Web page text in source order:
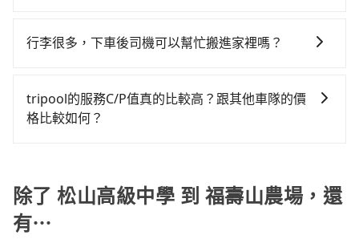
參考tripool的拼車共乘服務，最多可再節省50%的交通
發現仍有上一組乘客遺留的垃圾或者撞凹的車門仍未被
還，又或者要還車時卻偏偏找不到停車位，對於急著用
車或者要載其他乘客的人來說就有不小的風險。最後，
或服務品質上，tripool都是你從松山高級中學到福壽山
線和里程來計算費用。這種服務通常適用於單程或從一
單，價格就是準確的。
行李很多，下車後司機可以幫忙搬進家裡嗎？
供將行李搬進家裡的服務，請見諒。」
tripool的服務C/P值真的比較高？跟其他車隊的價
格比較如何？
主的台灣大車隊、大都會、LINE Taxi、Uber，機場接送
則有肯驛、全鋒、格上租車、和運租車，包車旅遊則是
KKDAY、KLOOK、叫車吧等。tripool旅步專注在長程
除了 松山高級中學 到 福壽山農場，還
有⋯